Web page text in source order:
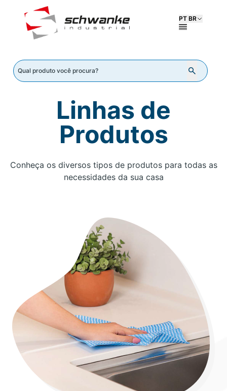
PT BR
Linhas de
Produtos
Conheça os diversos tipos de produtos para todas as
necessidades da sua casa